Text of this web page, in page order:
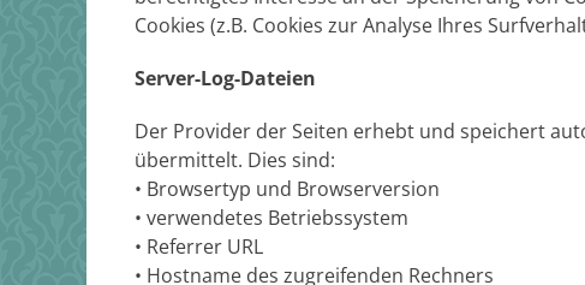
Cookies (z.B. Cookies zur Analyse Ihres
Server-Log-Dateien
Der Provider der Seiten erhebt und speichert
übermittelt. Dies sind:
• Browsertyp und Browserversion
• verwendetes Betriebssystem
• Referrer URL
• Hostname des zugreifenden Rechners